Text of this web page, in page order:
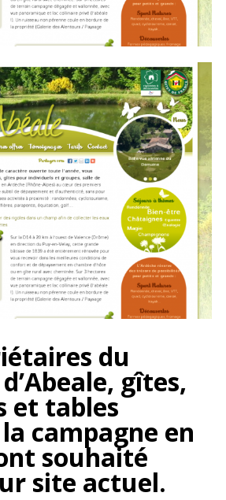
du
, gîtes,
et tables
campagne en
souhaité
site actuel.